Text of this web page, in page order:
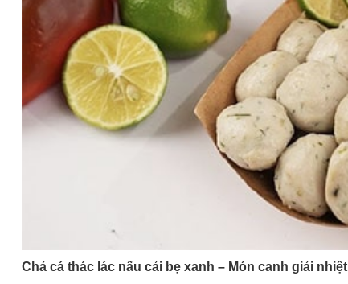
Chả cá thác lác nấu cải bẹ xanh – Món canh giải nhiệt